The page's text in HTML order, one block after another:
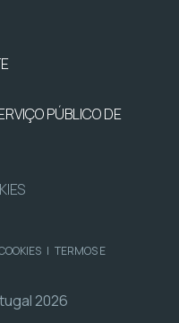
PÚBLICO DE
| TERMOS E
2026